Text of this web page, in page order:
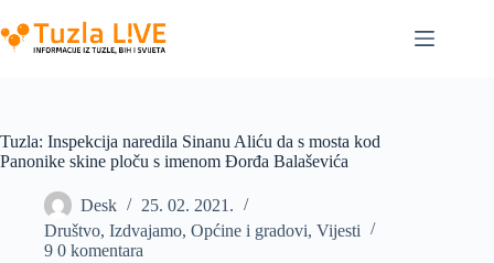
to
content
Tuzla: Inspekcija naredila Sinanu Aliću da s mosta kod
Panonike skine ploču s imenom Đorđa Balaševića
Desk
25. 02. 2021.
Društvo, Izdvajamo, Općine i gradovi, Vijesti
9 0 komentara